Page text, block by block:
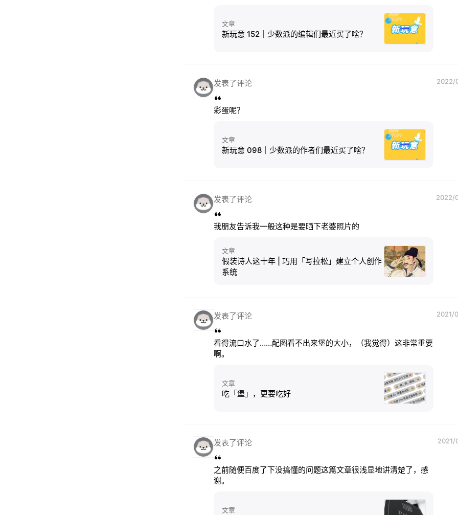
文章
新玩意 152｜少数派的编辑们最近买了啥？
发表了评论 2022/
彩蛋呢？
文章
新玩意 098｜少数派的作者们最近买了啥？
发表了评论 2022/
我朋友告诉我一般这种是要晒下老婆照片的
文章
假装诗人这十年 | 巧用「写拉松」建立个人创作
系统
发表了评论 2021/
看得流口水了……配图看不出来堡的大小，（我觉得）这非常重要
啊。
文章
吃「堡」，更要吃好
发表了评论 2021/
之前随便百度了下没搞懂的问题这篇文章很浅显地讲清楚了，感
谢。
文章